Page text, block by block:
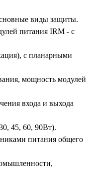
виды защиты.
питания IRM - с
с планарными
мощность модулей
входа и выхода
45, 60, 90Вт).
питания общего